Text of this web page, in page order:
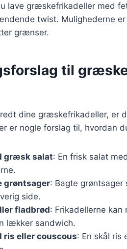
lave græskefrikadeller med
twist. Mulighederne
grænser.
til
dine græskefrikadeller, er
er nogle forslag til, hvordan
græsk salat: En frisk salat
grøntsager: Bagte
side.
fladbrød: Frikadellerne kan
lækker sandwich.
ris eller couscous: En skål ris